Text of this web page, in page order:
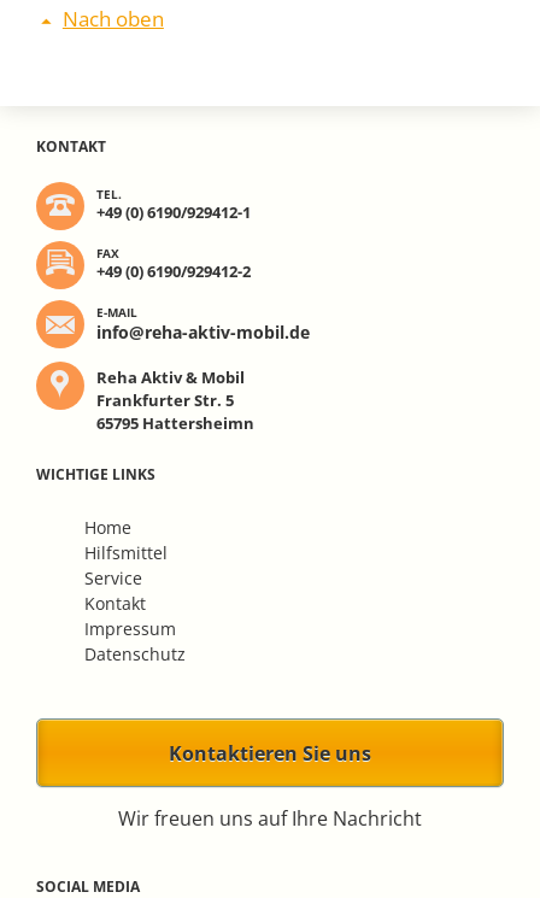
Nach oben
KONTAKT
TEL.
+49 (0) 6190/929412-1
FAX
+49 (0) 6190/929412-2
E-MAIL
info@reha-aktiv-mobil.de
Reha Aktiv & Mobil
Frankfurter Str. 5
65795 Hattersheimn
WICHTIGE LINKS
Navigation
überspringen
Home
Hilfsmittel
Service
Kontakt
Impressum
Datenschutz
Kontaktieren Sie uns
Wir freuen uns auf Ihre Nachricht
SOCIAL MEDIA